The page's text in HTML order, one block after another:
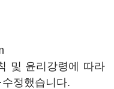
및 윤리강령에 따라
정했습니다.